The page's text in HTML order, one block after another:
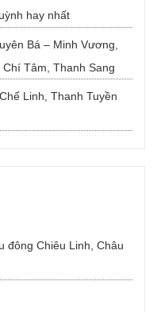
hay nhất
Bá – Minh Vương,
Tâm, Thanh Sang
Linh, Thanh Tuyền
đông Chiêu Linh, Châu